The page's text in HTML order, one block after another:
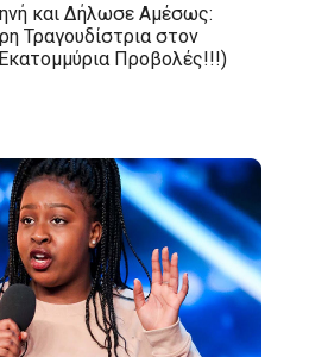
και Δήλωσε Αμέσως:
Τραγουδίστρια στον
Προβολές!!!)